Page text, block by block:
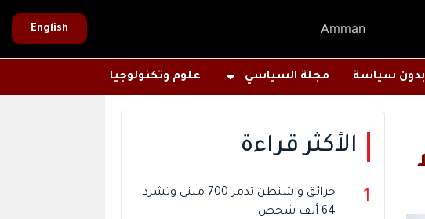
Amman
English
بدون سياسة مجلة السياسي علوم وتكنولوجيا
الأكثر قراءة
1
حرائق واشنطن تدمر 700 مبنى وتشرد
64 ألف شخص